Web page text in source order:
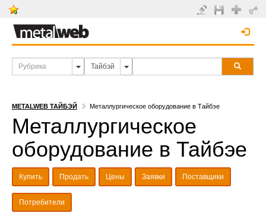
METALWEB ТАЙБЭЙ Металлургическое оборудование в Тайбэе
Металлургическое
оборудование в Тайбэе
Купить Продать Цены Заявки Поставщики
Потребители